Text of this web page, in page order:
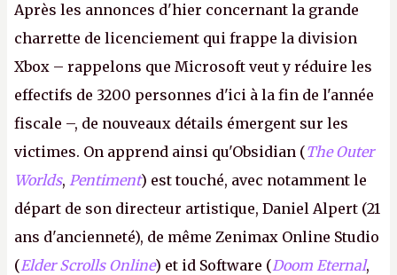
Après les annonces d'hier concernant la grande
charrette de licenciement qui frappe la division
Xbox – rappelons que Microsoft veut y réduire les
effectifs de 3200 personnes d'ici à la fin de l'année
fiscale –, de nouveaux détails émergent sur les
victimes. On apprend ainsi qu'Obsidian (The Outer
Worlds, Pentiment) est touché, avec notamment le
départ de son directeur artistique, Daniel Alpert (21
ans d'ancienneté), de même Zenimax Online Studio
(Elder Scrolls Online) et id Software (Doom Eternal,